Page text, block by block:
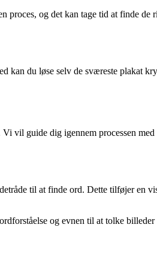
og det kan tage tid at finde de
du løse selv de sværeste plakat
vil guide dig igennem processen
til at finde ord. Dette tilføjer en
og evnen til at tolke